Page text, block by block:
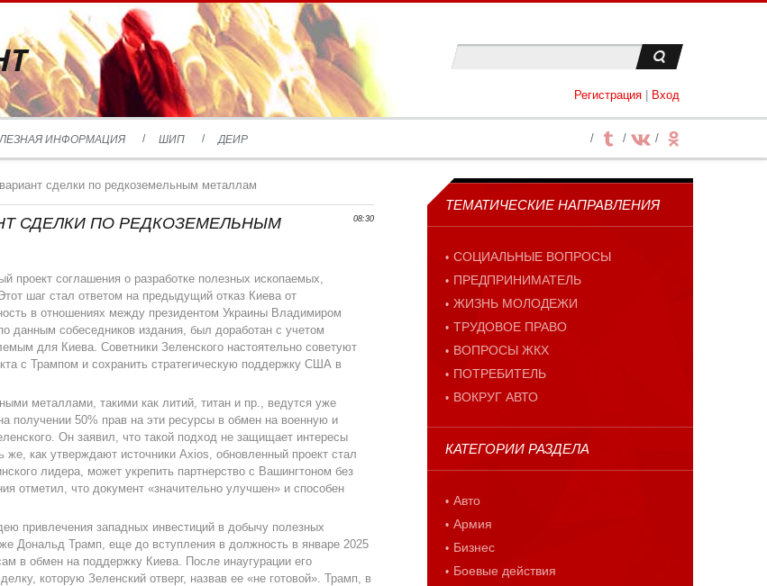
Регистрация Вход
ИНФОРМАЦИЯ ШИП ДЕИР
сделки по редкоземельным металлам
08:30
СДЕЛКИ ПО РЕДКОЗЕМЕЛЬНЫМ
соглашения о разработке полезных ископаемых,
шаг стал ответом на предыдущий отказ Киева от
в отношениях между президентом Украины Владимиром
данным собеседников издания, был доработан с учетом
для Киева. Советники Зеленского настоятельно советуют
с Трампом и сохранить стратегическую поддержку США в
металлами, такими как литий, титан и пр., ведутся уже
получении 50% прав на эти ресурсы в обмен на военную и
Он заявил, что такой подход не защищает интересы
же, как утверждают источники Axios, обновленный проект стал
лидера, может укрепить партнерство с Вашингтоном без
отметил, что документ «значительно улучшен» и способен
привлечения западных инвестиций в добычу полезных
Дональд Трамп, еще до вступления в должность в январе 2025
в обмен на поддержку Киева. После инаугурации его
которую Зеленский отверг, назвав ее «не готовой». Трамп, в
ТЕМАТИЧЕСКИЕ НАПРАВЛЕНИЯ
СОЦИАЛЬНЫЕ ВОПРОСЫ
ПРЕДПРИНИМАТЕЛЬ
ЖИЗНЬ МОЛОДЕЖИ
ТРУДОВОЕ ПРАВО
ВОПРОСЫ ЖКХ
ПОТРЕБИТЕЛЬ
ВОКРУГ АВТО
КАТЕГОРИИ РАЗДЕЛА
Авто
Армия
Бизнес
Боевые действия